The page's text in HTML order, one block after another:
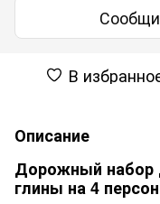
В
Описание
Дорожный набор
глины на 4